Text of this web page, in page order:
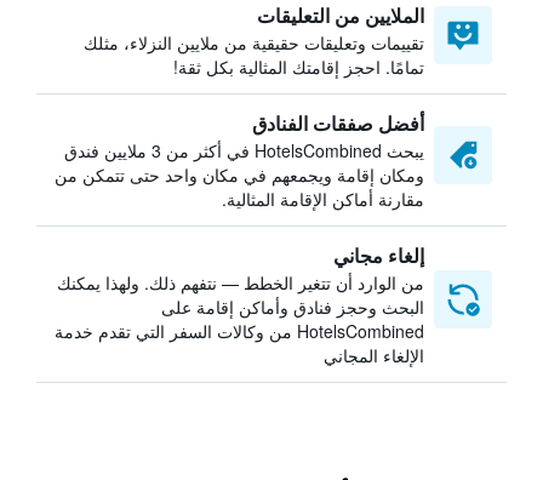
الملايين من التعليقات
تقييمات وتعليقات حقيقية من ملايين النزلاء، مثلك
تمامًا. احجز إقامتك المثالية بكل ثقة!
أفضل صفقات الفنادق
يبحث HotelsCombined في أكثر من 3 ملايين فندق
ومكان إقامة ويجمعهم في مكان واحد حتى تتمكن من
مقارنة أماكن الإقامة المثالية.
إلغاء مجاني
من الوارد أن تتغير الخطط — نتفهم ذلك. ولهذا يمكنك
البحث وحجز فنادق وأماكن إقامة على
HotelsCombined من وكالات السفر التي تقدم خدمة
الإلغاء المجاني